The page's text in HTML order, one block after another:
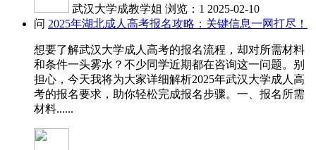
武汉大学成教学姐 浏览：1 2025-02-10
问 2025年湖北成人高考报名攻略：关键信息一网打尽！
想要了解武汉大学成人高考的报名流程，却对所需材料
和条件一头雾水？不少同学近期都在咨询这一问题。别
担心，今天我将为大家详细解析2025年武汉大学成人高
考的报名要求，助你轻松完成报名步骤。一、报名所需
材料......